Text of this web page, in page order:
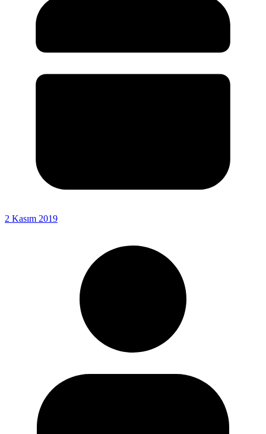
2 Kasım 2019